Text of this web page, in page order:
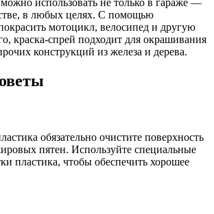
в любых целях. С помощью
мотоцикл, велосипед и другую
краска-спрей подходит для окрашивания
конструкций из железа и дерева.
обязательно очистите поверхность
пятен. Используйте специальные
пластика, чтобы обеспечить хорошее